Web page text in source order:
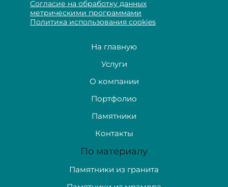
Согласие на обработку данных
метрическими программами
Политика использования cookies
На главную
Услуги
О компании
Портфолио
Памятники
Контакты
По материалу
Памятники из гранита